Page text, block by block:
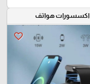
اكسسورات هواتف
favorite_border